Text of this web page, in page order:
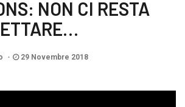
NON CI RESTA
29 Novembre 2018